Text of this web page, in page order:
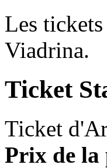
Les
Viadrina.
Ticket
Ticket
Prix de la